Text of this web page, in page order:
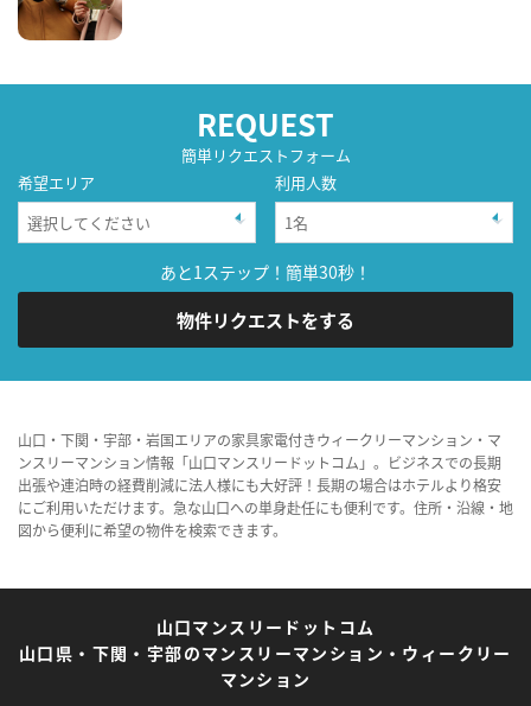
REQUEST
簡単リクエストフォーム
希望エリア
利用人数
あと1ステップ！簡単30秒！
物件リクエストをする
山口・下関・宇部・岩国エリアの家具家電付きウィークリーマンション・マ
ンスリーマンション情報「山口マンスリードットコム」。ビジネスでの長期
出張や連泊時の経費削減に法人様にも大好評！長期の場合はホテルより格安
にご利用いただけます。急な山口への単身赴任にも便利です。住所・沿線・地
図から便利に希望の物件を検索できます。
山口マンスリードットコム
山口県・下関・宇部のマンスリーマンション・ウィークリー
マンション